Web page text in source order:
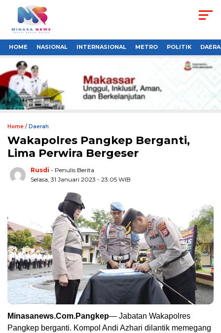
HOME NASIONAL INTERNASIONAL METRO POLITIK
Home / Daerah
Wakapolres Pangkep Berganti,
Lima Perwira Bergeser
Rusdi - Penulis Berita
Selasa, 31 Januari 2023 - 23:05 WIB
Minasanews.Com.Pangkep— Jabatan Wakapolres
Pangkep berganti. Kompol Andi Azhari dilantik memegang